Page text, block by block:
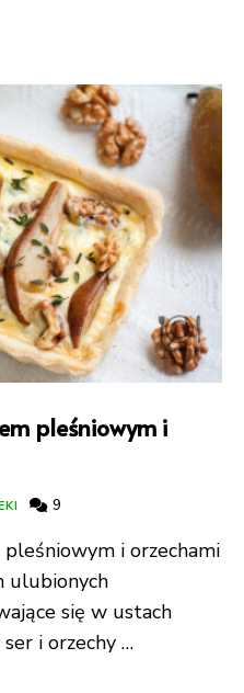
pleśniowym i
9
i orzechami
ulubionych
się w ustach
i orzechy …